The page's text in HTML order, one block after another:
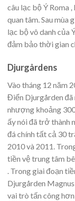
câu lạc bộ Ý Roma ,
quan tâm. Sau mùa
lạc bộ vô danh của
đảm bảo thời gian
Djurgårdens
Vào tháng 12 năm
Điển Djurgården đã
nhượng khoảng
ấy nói đã trở thành
đá chính tất cả 30
2010 và 2011.
tiền vệ trung tâm
. Trong giai đoạn
Djurgården
vai trò tấn công